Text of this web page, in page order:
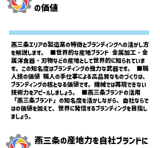
の価値
燕三条エリアの製造業の特徴とブランディングへの活かし方
を解説します。 ■世界的な産地ブランド 金属加工・金
属洋食器・刃物などの産地として世界的に知られていま
す。この知名度はブランディングの強力な武器です。 ■職
人技の価値 職人の手仕事による高品質なものづくりは、
ブランディングの核となる価値です。機械では再現できない
技術力をアピールしましょう。 ■燕三条ブランドの活用
「燕三条ブランド」の知名度を活かしながら、自社ならで
はの価値を加えて、世界に発信するブランディングを目指し
ましょう。
燕三条の産地力を自社ブランドに